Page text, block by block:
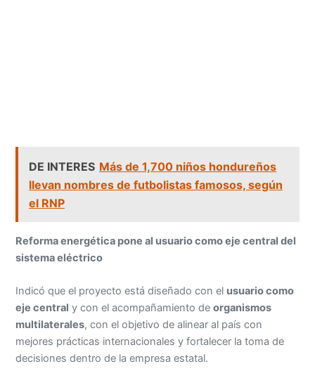
DE INTERES Más de 1,700 niños hondureños
llevan nombres de futbolistas famosos, según
el RNP
Reforma energética pone al usuario como eje central del
sistema eléctrico
Indicó que el proyecto está diseñado con el usuario como
eje central y con el acompañamiento deorganismos
multilaterales, con el objetivo de alinear al país con
mejores prácticas internacionales y fortalecer la toma de
decisiones dentro de la empresa estatal.